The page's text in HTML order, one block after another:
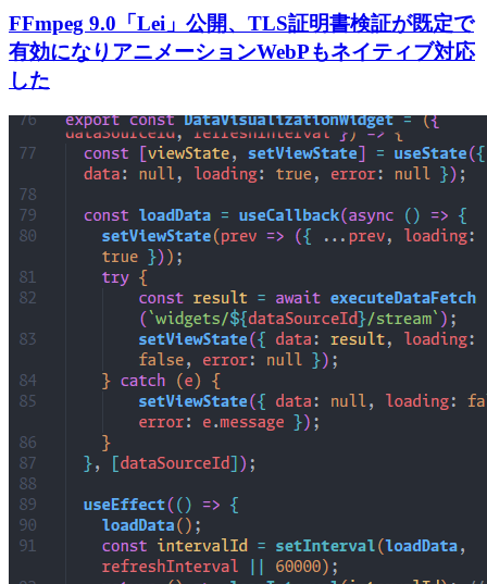
FFmpeg 9.0「Lei」公開、TLS証明書検証が既定で
有効になりアニメーションWebPもネイティブ対応
した